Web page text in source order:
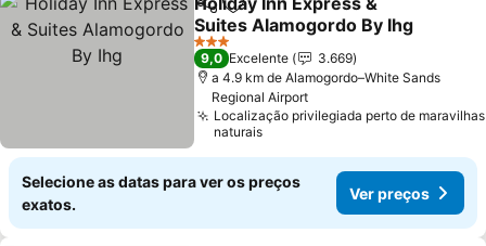
PartilharAdicionar aos favoritos
Suites Alamogordo By Ihg
Ver preços
3 Estrelas
9,0 Excelente
3.669
a 4.9 km de Alamogordo–White Sands
Regional Airport
Localização privilegiada perto de maravilhas
naturais
Selecione as datas para ver os preços
exatos.
Ver preços